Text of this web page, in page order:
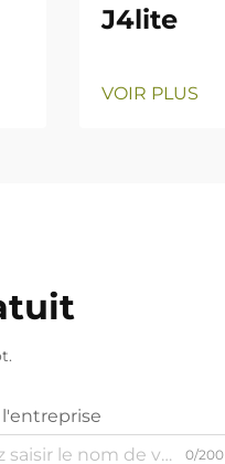
J4lite
VOIR PLUS
0/200